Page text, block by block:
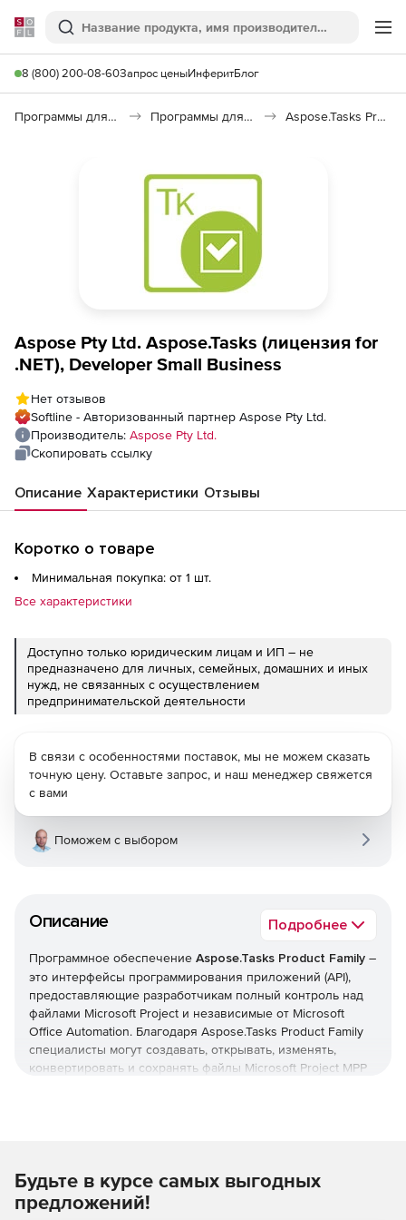
Softline
Поиск
8 (800) 200-08-60Запрос ценыИнферитБлог
Программы для программирования Программы для работы с базами данных Aspose.Tasks Product Family
Aspose Pty Ltd. Aspose.Tasks (лицензия for
.NET), Developer Small Business
Нет отзывов
Softline - Авторизованный партнер Aspose Pty Ltd.
Производитель: Aspose Pty Ltd.
Скопировать ссылку
Описание Характеристики Отзывы
Коротко о товаре
Минимальная покупка: от 1 шт.
Все характеристики
Доступно только юридическим лицам и ИП – не
предназначено для личных, семейных, домашних и иных
нужд, не связанных с осуществлением
предпринимательской деятельности
Описание Подробнее
Программное обеспечение Aspose.Tasks Product Family –
это интерфейсы программирования приложений (API),
предоставляющие разработчикам полный контроль над
файлами Microsoft Project и независимые от Microsoft
Office Automation. Благодаря Aspose.Tasks Product Family
специалисты могут создавать, открывать, изменять,
конвертировать и сохранять файлы Microsoft Project MPP
Интерфейсы Aspose.Tasks работают независимо от Office
Automation и не требуют наличия офисного пакета
В связи с особенностями поставок, мы не можем сказать
точную цену. Оставьте запрос, и наш менеджер свяжется
с вами
Поможем с выбором
Будьте в курсе самых выгодных
предложений!